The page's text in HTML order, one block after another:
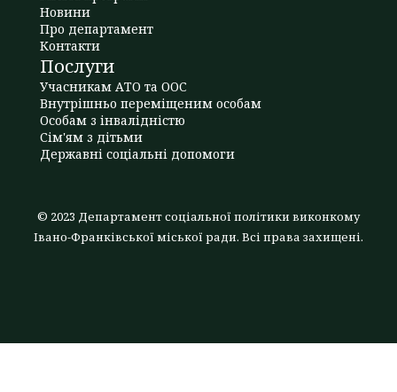
Новини
Про департамент
Контакти
Послуги
Учасникам АТО та ООС
Внутрішньо переміщеним особам
Особам з інвалідністю
Сім'ям з дітьми
Державні соціальні допомоги
© 2023 Департамент соціальної політики виконкому
Івано-Франківської міської ради. Всі права захищені.